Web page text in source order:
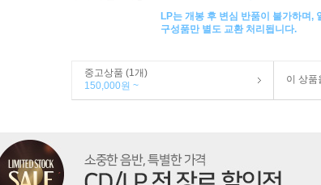
LP는 개봉 후 변심 반품이 불가하며,
구성품만 별도 교환 처리됩니다.
중고상품 (1개)
150,000원 ~
이 상품